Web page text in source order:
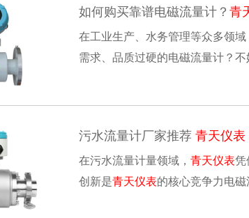
如何购买靠谱电磁流量计？青
在工业生产、水务管理等众多领
需求、品质过硬的电磁流量计？
污水流量计厂家推荐青天仪表
在污水流量计量领域， 青天仪表凭
创新是青天仪表的核心竞争力电